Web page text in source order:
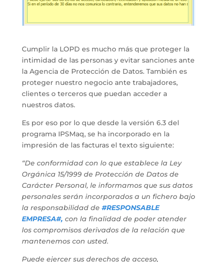
Cumplir la LOPD es mucho más que proteger la
intimidad de las personas y evitar sanciones ante
la Agencia de Protección de Datos. También es
proteger nuestro negocio ante trabajadores,
clientes o terceros que puedan acceder a
nuestros datos.
Es por eso por lo que desde la versión 6.3 del
programa IPSMaq, se ha incorporado en la
impresión de las facturas el texto siguiente:
“De conformidad con lo que establece la Ley
Orgánica 15/1999 de Protección de Datos de
Carácter Personal, le informamos que sus datos
personales serán incorporados a un fichero bajo
la responsabilidad de #RESPONSABLE
EMPRESA#, con la finalidad de poder atender
los compromisos derivados de la relación que
mantenemos con usted.
Puede ejercer sus derechos de acceso,